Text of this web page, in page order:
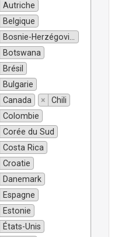
Autriche
Belgique
Bosnie-Herzégovine
Botswana
Brésil
Bulgarie
Canada ×
Chili
Colombie
Corée du Sud
Costa Rica
Croatie
Danemark
Espagne
Estonie
États-Unis